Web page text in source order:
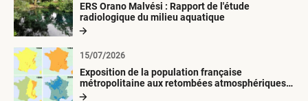
ERS Orano Malvési : Rapport de l'étude
radiologique du milieu aquatique
Exposition de la population française
métropolitaine aux retombées atmosphériques
radioactives depuis 1945
15/07/2026